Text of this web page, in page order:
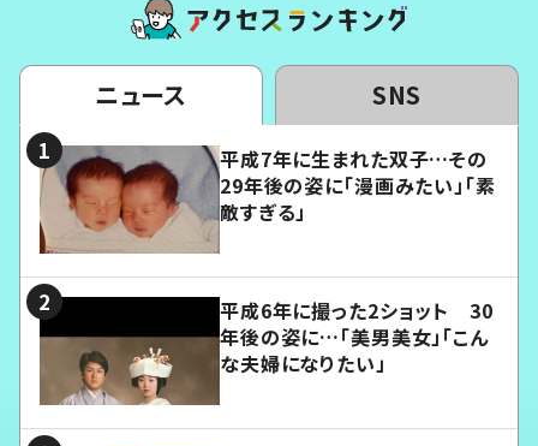
ニュース SNS
平成7年に生まれた双子…その
29年後の姿に「漫画みたい」「素
敵すぎる」
平成6年に撮った2ショット 30
年後の姿に…「美男美女」「こん
な夫婦になりたい」